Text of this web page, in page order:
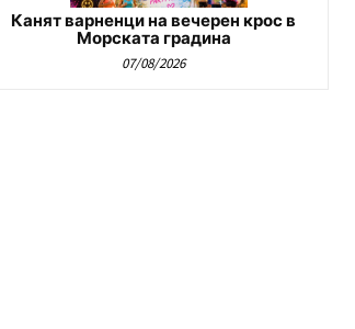
Канят варненци на вечерен крос в
Морската градина
07/08/2026